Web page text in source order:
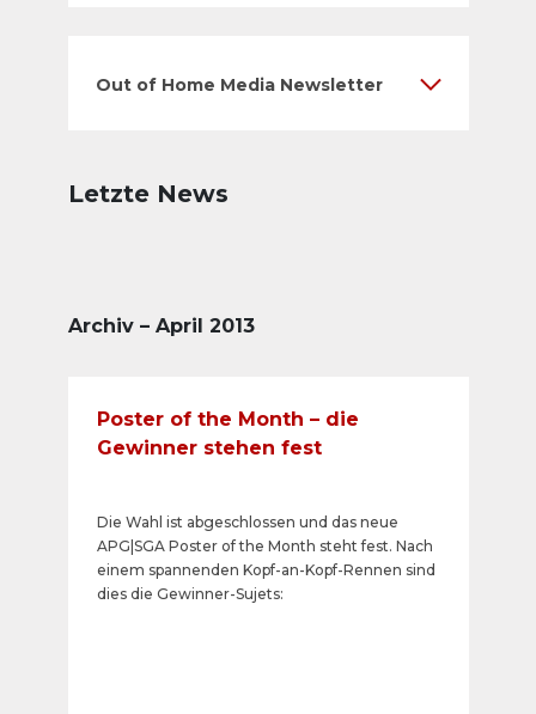
Out of Home Media Newsletter
Letzte News
Archiv – April 2013
Poster of the Month – die
Gewinner stehen fest
Die Wahl ist abgeschlossen und das neue
APG|SGA Poster of the Month steht fest. Nach
einem spannenden Kopf-an-Kopf-Rennen sind
dies die Gewinner-Sujets: